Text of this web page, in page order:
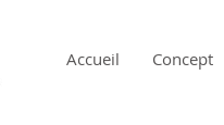
Accueil Concept